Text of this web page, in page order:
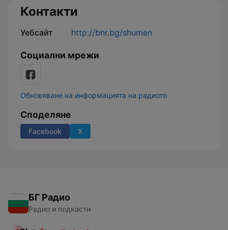
Контакти
Уебсайт http://bnr.bg/shumen
Социални мрежи
Обновяване на информацията на радиото
Споделяне
Facebook X
БГ Радио
Радио и подкасти